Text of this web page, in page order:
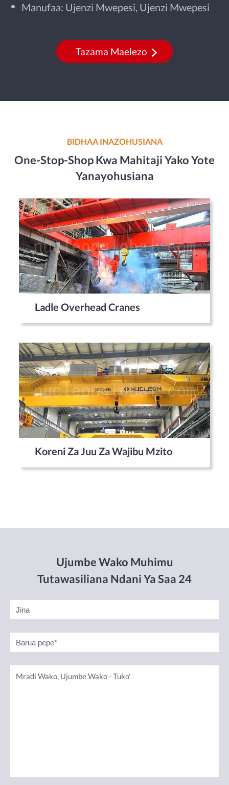
Manufaa: Ujenzi Mwepesi, Ujenzi Mwepesi
Tazama Maelezo
BIDHAA INAZOHUSIANA
One-Stop-Shop Kwa Mahitaji Yako Yote
Yanayohusiana
Ladle Overhead Cranes
Koreni Za Juu Za Wajibu Mzito
Ujumbe Wako Muhimu
Tutawasiliana Ndani Ya Saa 24